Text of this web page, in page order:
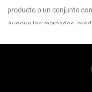
producto o un conjunto
Aunque los mercados,
Para cualquier consulta y
responderemos con
Para cualquier consulta